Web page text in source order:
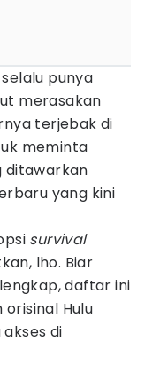
punya
merasakan
terjebak di
meminta
ditawarkan
yang kini
survival
lho. Biar
daftar ini
Hulu
di